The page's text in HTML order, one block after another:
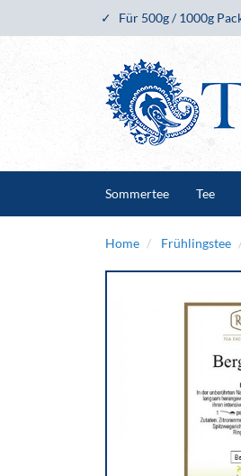
Für 500g / 1000g
Sommertee Tee
Home Frühlingstee